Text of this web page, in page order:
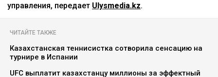
управления, передает Ulysmedia.kz.
ЧИТАЙТЕ ТАКЖЕ
Казахстанская теннисистка сотворила сенсацию на
турнире в Испании
UFC выплатит казахстанцу миллионы за эффектный